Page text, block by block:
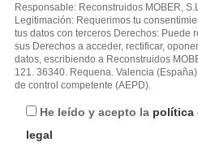
Responsable: Reconstruidos MOBER,
Legitimación: Requerimos tu
tus datos con terceros Derechos: Puede
sus Derechos a acceder, rectificar,
datos, escribiendo a Reconstruidos
121. 36340. Requena. Valencia
de control competente (AEPD).
He leído y acepto la política
legal